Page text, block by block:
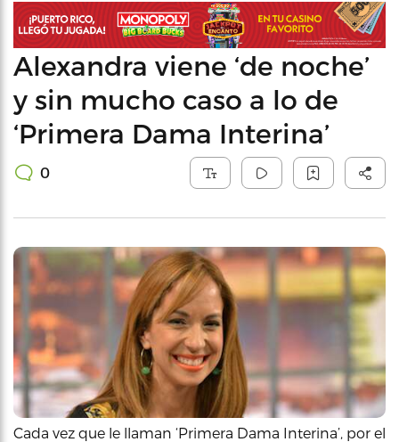
Alexandra viene ‘de noche’
y sin mucho caso a lo de
‘Primera Dama Interina’
0
Cada vez que le llaman ‘Primera Dama Interina’, por el